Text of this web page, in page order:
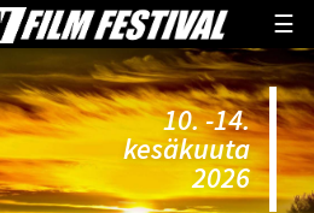
☰
10. -14.
kesäkuuta
2026